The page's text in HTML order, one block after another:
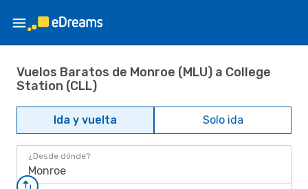
Vuelos Baratos de Monroe (MLU) a College
Station (CLL)
Ida y vuelta Solo ida
¿Desde dónde?
Monroe